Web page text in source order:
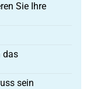
Sie Ihre
das
sein